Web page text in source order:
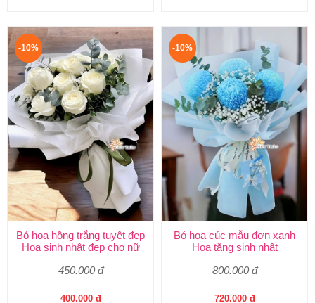
-10%
Bó hoa hồng trắng tuyệt đẹp
Hoa sinh nhật đẹp cho nữ
450.000 đ
400.000 đ
-10%
Bó hoa cúc mẫu đơn xanh
Hoa tặng sinh nhật
800.000 đ
720.000 đ